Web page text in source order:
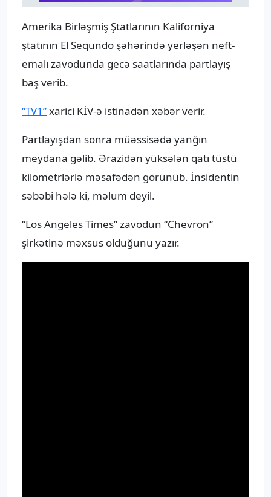
Amerika Birləşmiş Ştatlarının Kaliforniya
ştatının El Sequndo şəhərində yerləşən neft-
emalı zavodunda gecə saatlarında partlayış
baş verib.
“TV1”xarici KİV-ə istinadən xəbər verir.
Partlayışdan sonra müəssisədə yanğın
meydana gəlib. Ərazidən yüksələn qatı tüstü
kilometrlərlə məsafədən görünüb. İnsidentin
səbəbi hələ ki, məlum deyil.
“Los Angeles Times” zavodun “Chevron”
şirkətinə məxsus olduğunu yazır.